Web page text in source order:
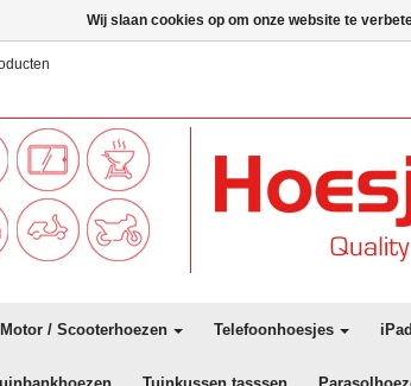
Motor / Scooterhoezen Telefoonhoesjes
Wij slaan cookies op om onze website te